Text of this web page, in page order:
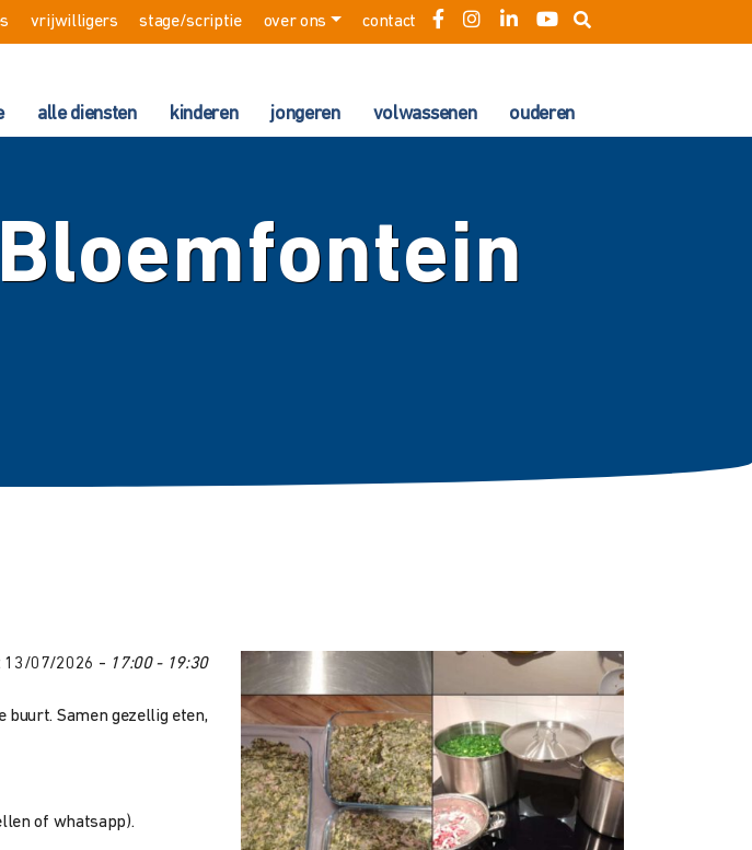
vrijwilligers stage/scriptie over ons contact
alle diensten kinderen jongeren volwassenen ouderen
13/07/2026 - 17:00 - 19:30
Samen gezellig eten,
of whatsapp).